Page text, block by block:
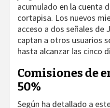
acumulado en la cuenta
cortapisa. Los nuevos
acceso a dos señales de
captan a otros usuarios
hasta alcanzar las cinco
Comisiones de
50%
Según ha detallado a